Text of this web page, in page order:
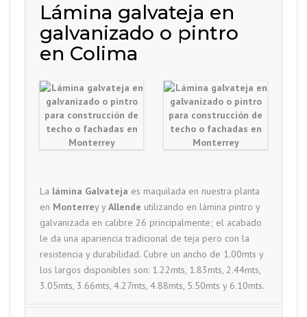
Lámina galvateja en
galvanizado o pintro
en Colima
La lámina Galvateja es maquilada en nuestra planta
en Monterrey yAllende utilizando en lámina pintro y
galvanizada en calibre 26 principalmente; el acabado
le da una apariencia tradicional de teja pero con la
resistencia y durabilidad. Cubre un ancho de 1.00mts y
los largos disponibles son: 1.22mts, 1.83mts, 2.44mts,
3.05mts, 3.66mts, 4.27mts, 4.88mts, 5.50mts y 6.10mts.